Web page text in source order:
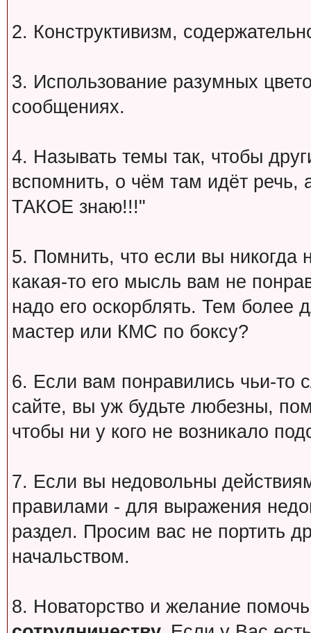
2. Конструктивизм,
3. Использование разумных
сообщениях.
4. Называть темы так, чтобы
вспомнить, о чём там идёт речь,
ТАКОЕ знаю!!!"
5. Помнить, что если вы никогда
какая-то его мысль вам не
надо его оскорблять. Тем более
мастер или КМС по боксу?
6. Если вам понравились чьи-то
сайте, вы уж будьте любезны,
чтобы ни у кого не возникало
7. Если вы недовольны
правилами - для выражения
раздел. Просим вас не портить
начальством.
8. Новаторство и желание